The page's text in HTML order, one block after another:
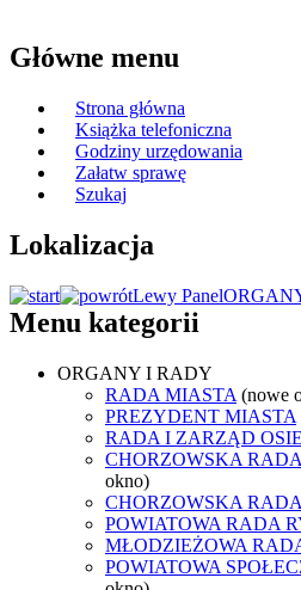
Główne menu
Strona główna
Książka telefoniczna
Godziny urzędowania
Załatw sprawę
Szukaj
Lokalizacja
Lewy Panel
Menu kategorii
ORGANY I RADY
RADA MIASTA (nowe
PREZYDENT MIASTA
RADA I ZARZĄD
CHORZOWSKA
okno)
CHORZOWSKA
POWIATOWA RADA
MŁODZIEŻOWA
POWIATOWA